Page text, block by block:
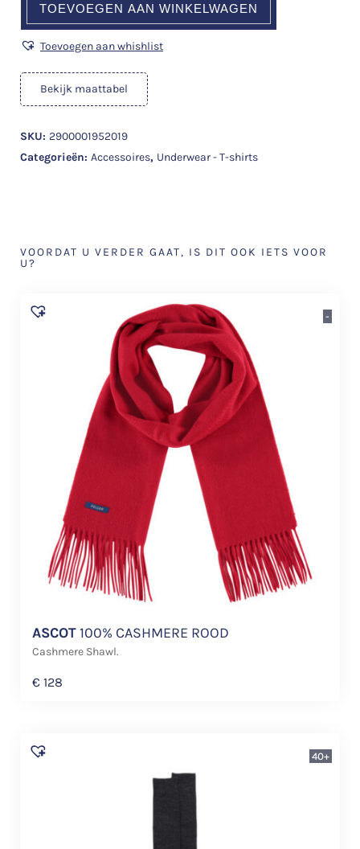
TOEVOEGEN AAN WINKELWAGEN
Toevoegen aan whishlist
Bekijk maattabel
SKU: 2900001952019
Categorieën: Accessoires, Underwear - T-shirts
VOORDAT U VERDER GAAT, IS DIT OOK IETS VOOR
U?
ASCOT100% CASHMERE ROOD
Cashmere Shawl.
€ 128
-
40+